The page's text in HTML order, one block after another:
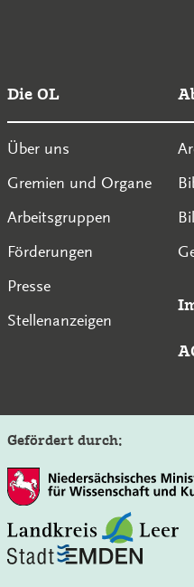
Die OL
Über uns
Gremien und Organe
Arbeitsgruppen
Förderungen
Presse
Stellenanzeigen
Gefördert durch:
Auf der Seite der